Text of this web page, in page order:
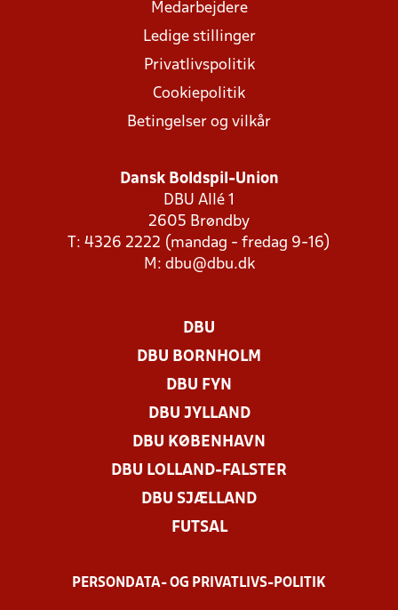
Medarbejdere
Ledige stillinger
Privatlivspolitik
Cookiepolitik
Betingelser og vilkår
Dansk Boldspil-Union
DBU Allé 1
2605 Brøndby
T: 4326 2222 (mandag - fredag 9-16)
M: dbu@dbu.dk
DBU
DBU BORNHOLM
DBU FYN
DBU JYLLAND
DBU KØBENHAVN
DBU LOLLAND-FALSTER
DBU SJÆLLAND
FUTSAL
PERSONDATA- OG PRIVATLIVS-POLITIK